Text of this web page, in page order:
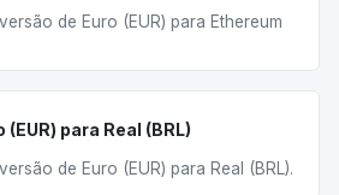
de Euro (EUR) para Ethereum
para Real (BRL)
de Euro (EUR) para Real (BRL).